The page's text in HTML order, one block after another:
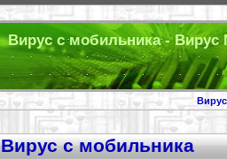
Вирус с мобильника -
Вирус
Вирус с мобильника